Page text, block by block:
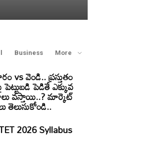
Business More
vs వెండి.. ప్రస్తుతం
పెడితే ఎక్కువ
వస్తాయి..? మార్కెట్
తెలుసుకోండి..
2026 Syllabus